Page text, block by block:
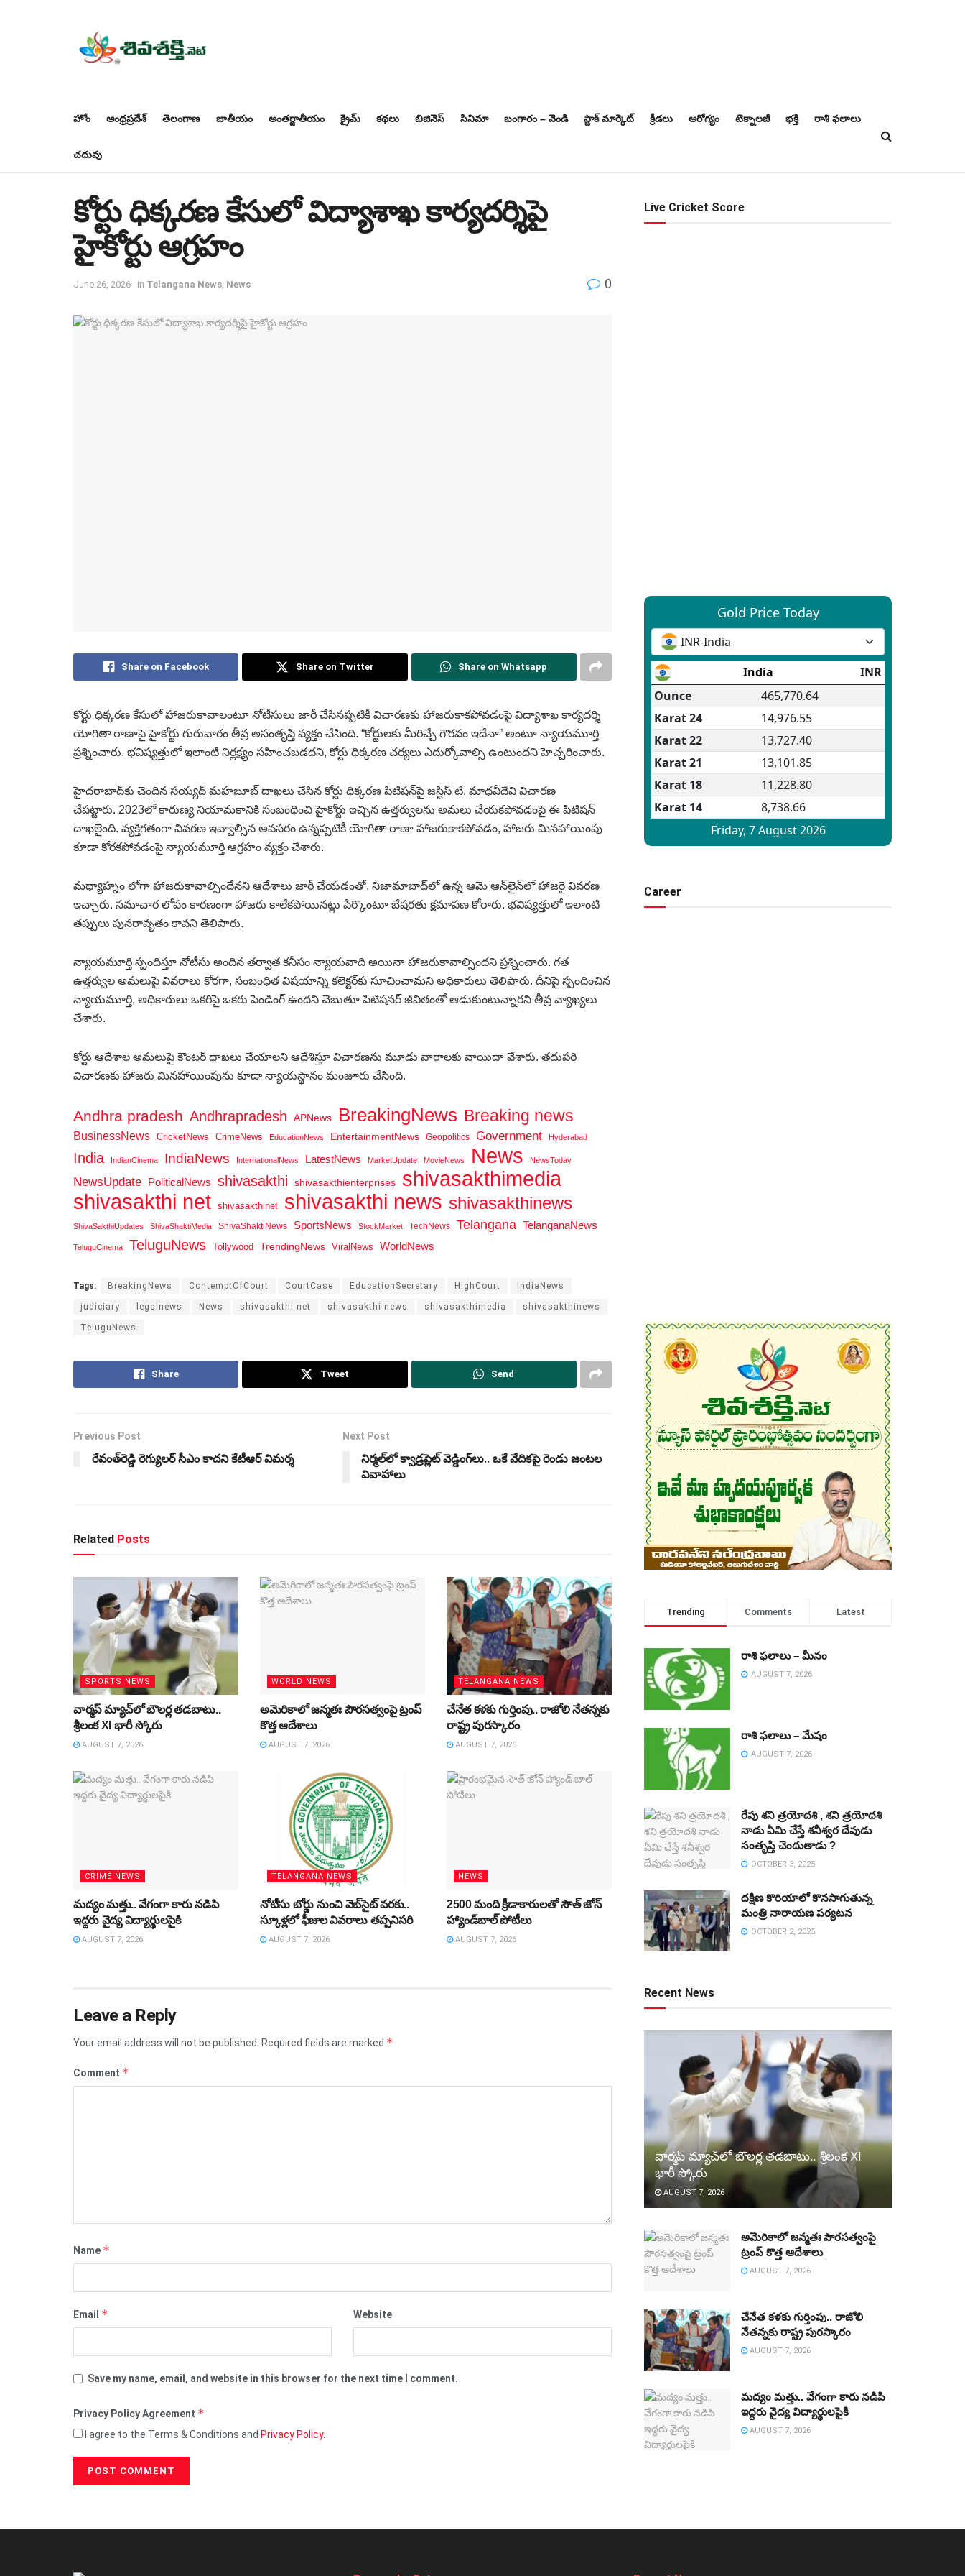
హోం ఆంధ్రప్రదేశ్ తెలంగాణ జాతీయం అంతర్జాతీయం క్రైమ్ కథలు బిజినెస్‌ సినిమా బంగారం – వెండి స్టాక్ మార్కెట్ క్రీడలు ఆరోగ్యం టెక్నాలజీ భక్తి రాశి ఫలాలు
చదువు
కోర్టు ధిక్కరణ కేసులో విద్యాశాఖ కార్యదర్శిపై
హైకోర్టు ఆగ్రహం
June 26, 2026 in Telangana News News 0
Share on Facebook Share on Twitter Share on Whatsapp
కోర్టు ధిక్కరణ కేసులో హాజరుకావాలంటూ నోటీసులు జారీ చేసినప్పటికీ విచారణకు హాజరుకాకపోవడంపై విద్యాశాఖ కార్యదర్శి
యోగితా రాణాపై హైకోర్టు గురువారం తీవ్ర అసంతృప్తి వ్యక్తం చేసింది. “కోర్టులకు మీరిచ్చే గౌరవం ఇదేనా” అంటూ న్యాయమూర్తి
ప్రశ్నించారు. భవిష్యత్తులో ఇలాంటి నిర్లక్ష్యం సహించబడదని, కోర్టు ధిక్కరణ చర్యలు ఎదుర్కోవాల్సి ఉంటుందని హెచ్చరించారు.
హైదరాబాద్‌కు చెందిన సయ్యద్ మహబూబ్ దాఖలు చేసిన కోర్టు ధిక్కరణ పిటిషన్‌పై జస్టిస్ టి. మాధవీదేవి విచారణ
చేపట్టారు. 2023లో కారుణ్య నియామకానికి సంబంధించి హైకోర్టు ఇచ్చిన ఉత్తర్వులను అమలు చేయకపోవడంపై ఈ పిటిషన్
దాఖలైంది. వ్యక్తిగతంగా వివరణ ఇవ్వాల్సిన అవసరం ఉన్నప్పటికీ యోగితా రాణా హాజరుకాకపోవడం, హాజరు మినహాయింపు
కూడా కోరకపోవడంపై న్యాయమూర్తి ఆగ్రహం వ్యక్తం చేశారు.
మధ్యాహ్నం లోగా హాజరుకావాల్సిందేనని ఆదేశాలు జారీ చేయడంతో, నిజామాబాద్‌లో ఉన్న ఆమె ఆన్‌లైన్‌లో హాజరై వివరణ
ఇచ్చారు. సమాచార లోపం కారణంగా హాజరు కాలేకపోయినట్లు పేర్కొంటూ బేషరతు క్షమాపణ కోరారు. భవిష్యత్తులో ఇలాంటి
తప్పులు పునరావృతం కావని తెలిపారు.
న్యాయమూర్తి స్పందిస్తూ నోటీసు అందిన తర్వాత కనీసం న్యాయవాది అయినా హాజరుకావాల్సిందని ప్రశ్నించారు. గత
ఉత్తర్వుల అమలుపై వివరాలు కోరగా, సంబంధిత విషయాన్ని కలెక్టర్‌కు సూచించామని అధికారులు తెలిపారు. దీనిపై స్పందించిన
న్యాయమూర్తి, అధికారులు ఒకరిపై ఒకరు పెండింగ్‌ ఉందని చెబుతూ పిటిషనర్ జీవితంతో ఆడుకుంటున్నారని తీవ్ర వ్యాఖ్యలు
చేశారు.
కోర్టు ఆదేశాల అమలుపై కౌంటర్ దాఖలు చేయాలని ఆదేశిస్తూ విచారణను మూడు వారాలకు వాయిదా వేశారు. తదుపరి
విచారణకు హాజరు మినహాయింపును కూడా న్యాయస్థానం మంజూరు చేసింది.
Andhra pradesh Andhrapradesh APNews BreakingNews Breaking news
BusinessNews CricketNews CrimeNews EducationNews EntertainmentNews Geopolitics Government Hyderabad
India IndianCinema IndiaNews InternationalNews LatestNews MarketUpdate MovieNews News NewsToday
NewsUpdate PoliticalNews shivasakthi shivasakthienterprises
shivasakthimedia
shivasakthi net shivasakthinet shivasakthi news shivasakthinews
ShivaSakthiUpdates ShivaShaktiMedia ShivaShaktiNews SportsNews StockMarket TechNews Telangana TelanganaNews
TeluguCinema TeluguNews Tollywood TrendingNews ViralNews WorldNews
Tags: BreakingNews ContemptOfCourt CourtCase EducationSecretary HighCourt IndiaNews
judiciary legalnews News shivasakthi net shivasakthi news shivasakthimedia shivasakthinews
TeluguNews
Share Tweet Send
Previous Post
రేవంత్‌రెడ్డి రెగ్యులర్ సీఎం కాదని కేటీఆర్ విమర్శ
Next Post
నిర్మల్‌లో క్వాడ్రప్లెట్ వెడ్డింగ్‌లు.. ఒకే వేదికపై రెండు జంటల
వివాహాలు
Related Posts
SPORTS NEWS
వార్మప్‌ మ్యాచ్‌లో బౌలర్ల తడబాటు..
శ్రీలంక XI భారీ స్కోరు
AUGUST 7, 2026
WORLD NEWS
అమెరికాలో జన్మతః పౌరసత్వంపై ట్రంప్‌
కొత్త ఆదేశాలు
AUGUST 7, 2026
TELANGANA NEWS
చేనేత కళకు గుర్తింపు.. రాజోలి నేతన్నకు
రాష్ట్ర పురస్కారం
AUGUST 7, 2026
CRIME NEWS
మద్యం మత్తు.. వేగంగా కారు నడిపి
ఇద్దరు వైద్య విద్యార్థులపైకి
AUGUST 7, 2026
TELANGANA NEWS
నోటీసు బోర్డు నుంచి వెబ్‌సైట్‌ వరకు..
స్కూళ్లలో ఫీజుల వివరాలు తప్పనిసరి
AUGUST 7, 2026
NEWS
2500 మంది క్రీడాకారులతో సౌత్‌ జోన్‌
హ్యాండ్‌బాల్‌ పోటీలు
AUGUST 7, 2026
Leave a Reply
Your email address will not be published. Required fields are marked *
Comment *
Name *
Email * Website
Save my name, email, and website in this browser for the next time I comment.
Privacy Policy Agreement *
I agree to the Terms & Conditions and Privacy Policy.
Live Cricket Score
Career
Trending Comments Latest
రాశి ఫలాలు – మీనం
AUGUST 7, 2026
రాశి ఫలాలు – మేషం
AUGUST 7, 2026
రేపు శని త్రయోదశి , శని త్రయోదశి
నాడు ఏమి చేస్తే శనీశ్వర దేవుడు
సంతృప్తి చెందుతాడు ?
OCTOBER 3, 2025
దక్షిణ కొరియాలో కొనసాగుతున్న
మంత్రి నారాయణ పర్యటన
OCTOBER 2, 2025
Recent News
వార్మప్‌ మ్యాచ్‌లో బౌలర్ల తడబాటు.. శ్రీలంక XI
భారీ స్కోరు
AUGUST 7, 2026
అమెరికాలో జన్మతః పౌరసత్వంపై
ట్రంప్‌ కొత్త ఆదేశాలు
AUGUST 7, 2026
చేనేత కళకు గుర్తింపు.. రాజోలి
నేతన్నకు రాష్ట్ర పురస్కారం
AUGUST 7, 2026
మద్యం మత్తు.. వేగంగా కారు నడిపి
ఇద్దరు వైద్య విద్యార్థులపైకి
AUGUST 7, 2026